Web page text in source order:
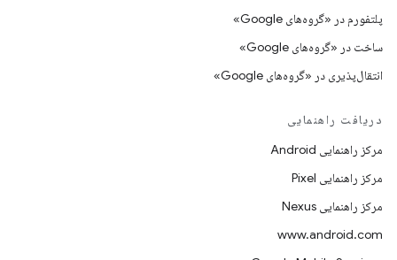
پلتفورم در «گروه‌های Google»
ساخت در «گروه‌های Google»
انتقال‌پذیری در «گروه‌های Google»
دریافت راهنمایی
مرکز راهنمایی Android
مرکز راهنمایی Pixel
مرکز راهنمایی Nexus
www.android.com